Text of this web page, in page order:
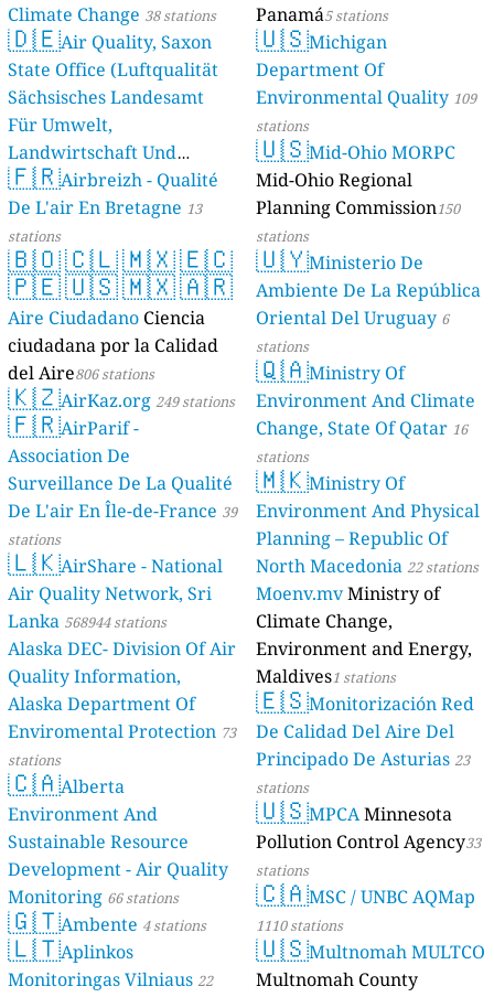
Climate Change 38 stations
🇩🇪Air Quality, Saxon
State Office (Luftqualität
Sächsisches Landesamt
Für Umwelt,
Landwirtschaft Und
Geologie) 50 stations
🇫🇷Airbreizh - Qualité
De L'air En Bretagne 13
stations
🇧🇴🇨🇱🇲🇽🇪🇨
🇵🇪🇺🇸🇲🇽🇦🇷
Aire Ciudadano Ciencia
ciudadana por la Calidad
del Aire806 stations
🇰🇿AirKaz.org 249 stations
🇫🇷AirParif -
Association De
Surveillance De La Qualité
De L'air En Île-de-France 39
stations
🇱🇰AirShare - National
Air Quality Network, Sri
Lanka 568944 stations
Alaska DEC- Division Of Air
Quality Information,
Alaska Department Of
Enviromental Protection 73
stations
🇨🇦Alberta
Environment And
Sustainable Resource
Development - Air Quality
Monitoring 66 stations
🇬🇹Ambente 4 stations
🇱🇹Aplinkos
Monitoringas Vilniaus 22
Panamá5 stations
🇺🇸Michigan
Department Of
Environmental Quality 109
stations
🇺🇸Mid-Ohio MORPC
Mid-Ohio Regional
Planning Commission150
stations
🇺🇾Ministerio De
Ambiente De La República
Oriental Del Uruguay 6
stations
🇶🇦Ministry Of
Environment And Climate
Change, State Of Qatar 16
stations
🇲🇰Ministry Of
Environment And Physical
Planning – Republic Of
North Macedonia 22 stations
Moenv.mvMinistry of
Climate Change,
Environment and Energy,
Maldives1 stations
🇪🇸Monitorización Red
De Calidad Del Aire Del
Principado De Asturias 23
stations
🇺🇸MPCAMinnesota
Pollution Control Agency33
stations
🇨🇦MSC / UNBC AQMap
1110 stations
🇺🇸Multnomah MULTCO
Multnomah County